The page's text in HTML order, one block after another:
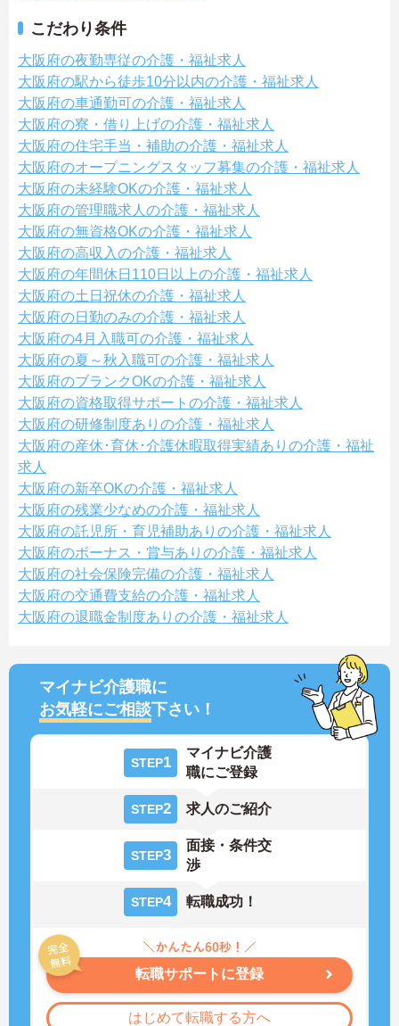
こだわり条件
大阪府の夜勤専従の介護・福祉求人
大阪府の駅から徒歩10分以内の介護・福祉求人
大阪府の車通勤可の介護・福祉求人
大阪府の寮・借り上げの介護・福祉求人
大阪府の住宅手当・補助の介護・福祉求人
大阪府のオープニングスタッフ募集の介護・福祉求人
大阪府の未経験OKの介護・福祉求人
大阪府の管理職求人の介護・福祉求人
大阪府の無資格OKの介護・福祉求人
大阪府の高収入の介護・福祉求人
大阪府の年間休日110日以上の介護・福祉求人
大阪府の土日祝休の介護・福祉求人
大阪府の日勤のみの介護・福祉求人
大阪府の4月入職可の介護・福祉求人
大阪府の夏～秋入職可の介護・福祉求人
大阪府のブランクOKの介護・福祉求人
大阪府の資格取得サポートの介護・福祉求人
大阪府の研修制度ありの介護・福祉求人
大阪府の産休･育休･介護休暇取得実績ありの介護・福祉
求人
大阪府の新卒OKの介護・福祉求人
大阪府の残業少なめの介護・福祉求人
大阪府の託児所・育児補助ありの介護・福祉求人
大阪府のボーナス・賞与ありの介護・福祉求人
大阪府の社会保険完備の介護・福祉求人
大阪府の交通費支給の介護・福祉求人
大阪府の退職金制度ありの介護・福祉求人
マイナビ介護職に
お気軽にご相談下さい！
STEP1
マイナビ介護
職にご登録
STEP2 求人のご紹介
STEP3
面接・条件交
渉
STEP4 転職成功！
転職サポートに登録
はじめて転職する方へ